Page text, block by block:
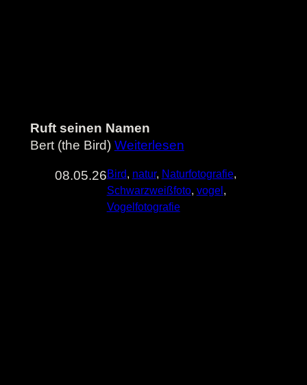
Ruft seinen Namen
Bert (the Bird) Weiterlesen
08.05.26Bird, natur, Naturfotografie
Schwarzweißfoto, vogel
Vogelfotografie